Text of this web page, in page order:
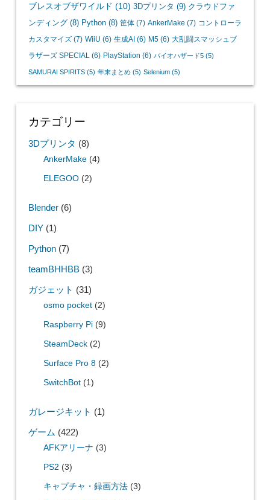
ブレスオブザワイルド (10) 3Dプリンタ (9) クラウドファ
ンディング(8) Python(8) 筐体(7) AnkerMake (7) コントローラ
カスタマイズ(7) WiiU (6) 生成AI (6) M5(6) 大乱闘スマッシュブ
ラザーズ SPECIAL (6) PlayStation (6) バイオハザード5(5)
SAMURAI SPIRITS(5) 年末まとめ(5) Selenium(5)
カテゴリー
3Dプリンタ (8)
AnkerMake(4)
ELEGOO(2)
Blender(6)
DIY(1)
Python(7)
teamBHHBB(3)
ガジェット (31)
osmo pocket(2)
Raspberry Pi(9)
SteamDeck(2)
Surface Pro 8(2)
SwitchBot(1)
ガレージキット (1)
ゲーム (422)
AFKアリーナ (3)
PS2 (3)
キャプチャ・録画方法(3)